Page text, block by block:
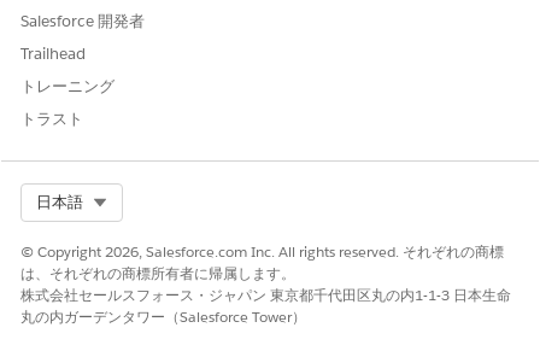
Salesforce 開発者
Trailhead
トレーニング
トラスト
日本語
© Copyright 2026, Salesforce.com Inc. All rights reserved. それぞれの商標
は、それぞれの商標所有者に帰属します。
株式会社セールスフォース・ジャパン 東京都千代田区丸の内1-1-3 日本生命
丸の内ガーデンタワー（Salesforce Tower）